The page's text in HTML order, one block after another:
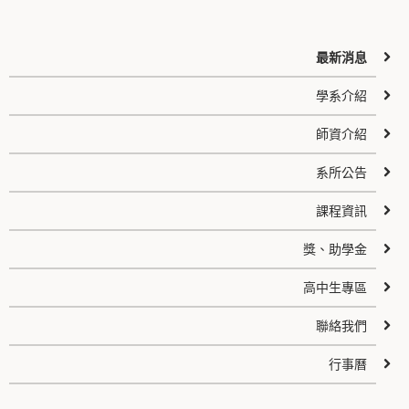
最新消息
學系介紹
師資介紹
系所公告
課程資訊
獎、助學金
高中生專區
聯絡我們
行事曆